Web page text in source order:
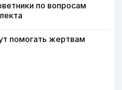
по вопросам
помогать жертвам